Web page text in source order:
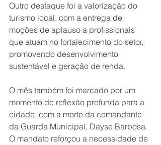
Outro destaque foi a valorização do
turismo local, com a entrega de
moções de aplauso a profissionais
que atuam no fortalecimento do setor,
promovendo desenvolvimento
sustentável e geração de renda.
O mês também foi marcado por um
momento de reflexão profunda para a
cidade, com a morte da comandante
da Guarda Municipal, Dayse Barbosa.
O mandato reforçou a necessidade de